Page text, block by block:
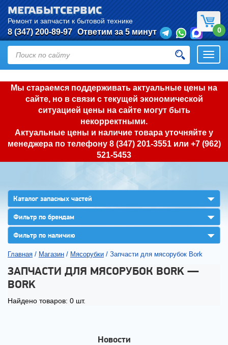
Мы стараемся поддерживать актуальные цены на
сайте, но в связи с текущей экономической
ситуацией цены на сайте могут быть
некорректными.
Актуальные цены и наличие товара уточняйте у
менеджера по телефону 8 (347) 201-3551или +7 (962)
521-5453
МЕГАБЫТСЕРВИС
Ремонт и запчасти к бытовой технике
8 (347) 200-89-97 Ответим за 5 минут 0
Каталог запасных частей ▼
Фильтр по брендам ▼
Фильтр по наличию ▼
Главная / Магазин / Мясорубки / Запчасти для мясорубок Bork
ЗАПЧАСТИ ДЛЯ МЯСОРУБОК BORK —
BORK
Найдено товаров: 0 шт.
Новости